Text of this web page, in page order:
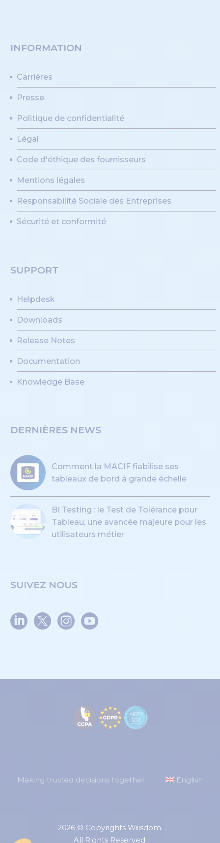
INFORMATION
Carrières
Presse
Politique de confidentialité
Légal
Code d'éthique des fournisseurs
Mentions légales
Responsabilité Sociale des Entreprises
Sécurité et conformité
SUPPORT
Helpdesk
Downloads
Release Notes
Documentation
Knowledge Base
DERNIÈRES NEWS
Comment la MACIF fiabilise ses
tableaux de bord à grande échelle
BI Testing : le Test de Tolérance pour
Tableau, une avancée majeure pour les
utilisateurs métier
SUIVEZ NOUS
Making trusted decisions together English
2026 © Copyrights Wiiisdom.
All Rights Reserved.